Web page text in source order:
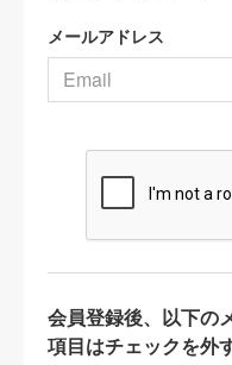
メールアドレス
会員登録後、以下の
項目はチェックを外